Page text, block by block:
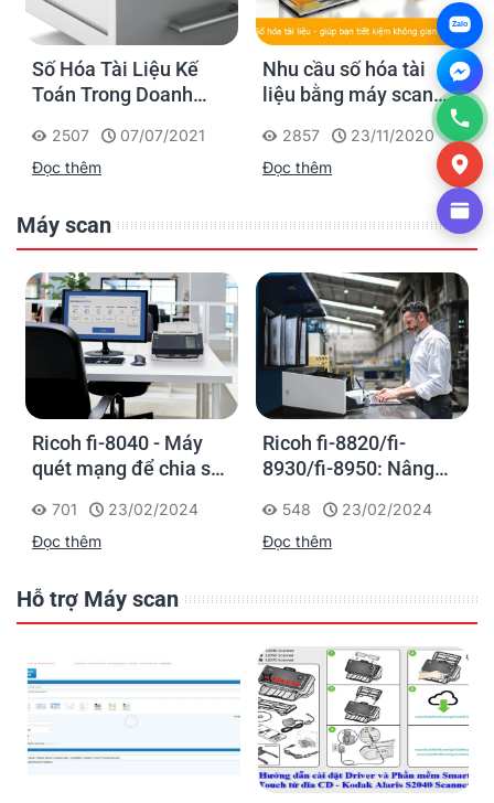
Số Hóa Tài Liệu Kế
Toán Trong Doanh
2507
07/07/2021
Đọc thêm
Nhu cầu số hóa tài
liệu bằng máy scan
2857
23/11/2020
Đọc thêm
Máy scan
Ricoh fi-8040 - Máy
quét mạng để chia sẻ
701
23/02/2024
Đọc thêm
Ricoh fi-8820/fi-
8930/fi-8950: Nâng
với dòng máy quét
siêu nhanh để đảm
tập trung
548
23/02/2024
Đọc thêm
Hỗ trợ Máy scan
Zalo